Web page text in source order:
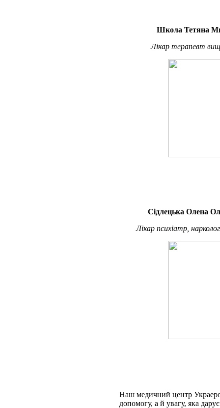
Школа Тетяна
Лікар терапевт
Сідлецька Олена
Лікар психіатр,
Наш медичний центр
допомогу, а й увагу, яка